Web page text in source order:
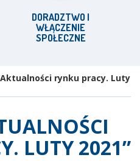
DORADZTWO I
WŁĄCZENIE
SPOŁECZNE
rynku pracy. Luty
LUTY 2021”